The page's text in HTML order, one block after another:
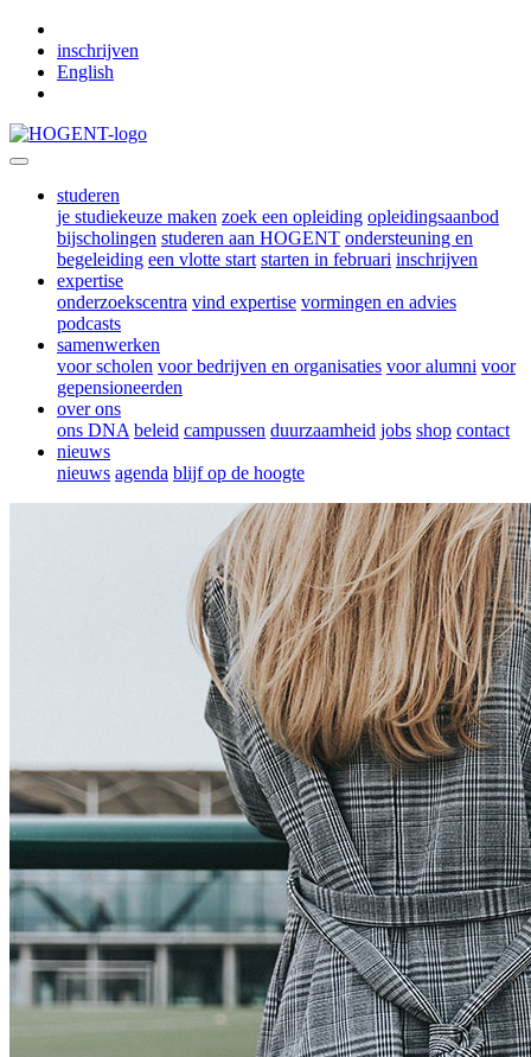
inschrijven
English
studeren
je studiekeuze maken zoek een opleiding opleidingsaanbod
bijscholingen studeren aan HOGENT ondersteuning en
begeleiding een vlotte start starten in februari inschrijven
expertise
onderzoekscentra vind expertise vormingen en advies
podcasts
samenwerken
voor scholen voor bedrijven en organisaties voor alumni voor
gepensioneerden
over ons
ons DNA beleid campussen duurzaamheid jobs shop contact
nieuws
nieuws agenda blijf op de hoogte